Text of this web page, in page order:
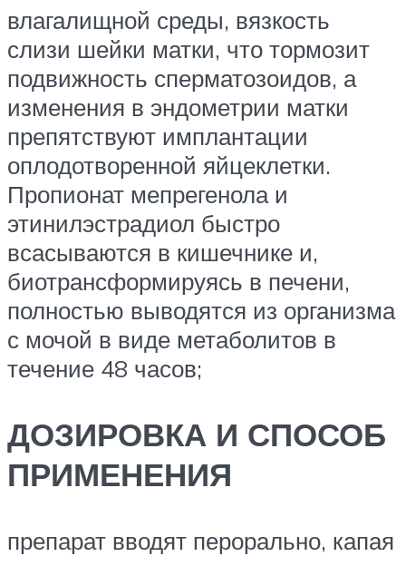
влагалищной среды, вязкость
слизи шейки матки, что тормозит
подвижность сперматозоидов, а
изменения в эндометрии матки
препятствуют имплантации
оплодотворенной яйцеклетки.
Пропионат мепрегенола и
этинилэстрадиол быстро
всасываются в кишечнике и,
биотрансформируясь в печени,
полностью выводятся из организма
с мочой в виде метаболитов в
течение 48 часов;
ДОЗИРОВКА И СПОСОБ
ПРИМЕНЕНИЯ
препарат вводят перорально, капая